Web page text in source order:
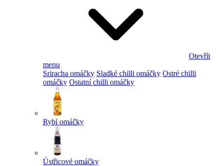
Otevřít
menu
Sriracha omáčky Sladké chilli omáčky Ostré chilli
omáčky Ostatní chilli omáčky
Rybí omáčky
Ústřicové omáčky